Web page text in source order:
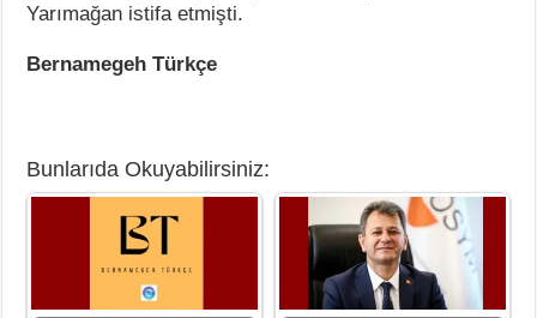
Yarımağan istifa etmişti.
Bernamegeh Türkçe
Bunlarıda Okuyabilirsiniz: